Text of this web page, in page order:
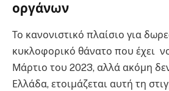
οργάνων
Το κανονιστικό πλαίσιο για
κυκλοφορικό θάνατο που έχει
Μάρτιο του 2023, αλλά ακόμη
Ελλάδα, ετοιμάζεται αυτή τη